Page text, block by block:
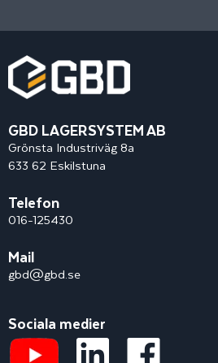
GBD LAGERSYSTEM AB
Grönsta Industriväg 8a
633 62 Eskilstuna
Telefon
016-125430
Mail
gbd@gbd.se
Sociala medier